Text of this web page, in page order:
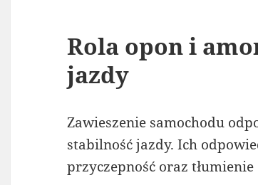
Rola opon i
jazdy
Zawieszenie samochodu
stabilność jazdy. Ich
przyczepność oraz tłumienie